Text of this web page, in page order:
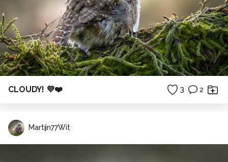
CLOUDY! 💜❤️ 3 2
Martijn77Wit